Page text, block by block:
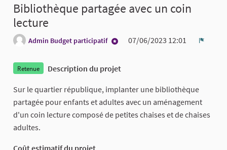
Bibliothèque partagée avec un coin
lecture
Admin Budget participatif
07/06/2023 12:01
Retenue Description du projet
Sur le quartier république, implanter une bibliothèque
partagée pour enfants et adultes avec un aménagement
d'un coin lecture composé de petites chaises et de chaises
adultes.